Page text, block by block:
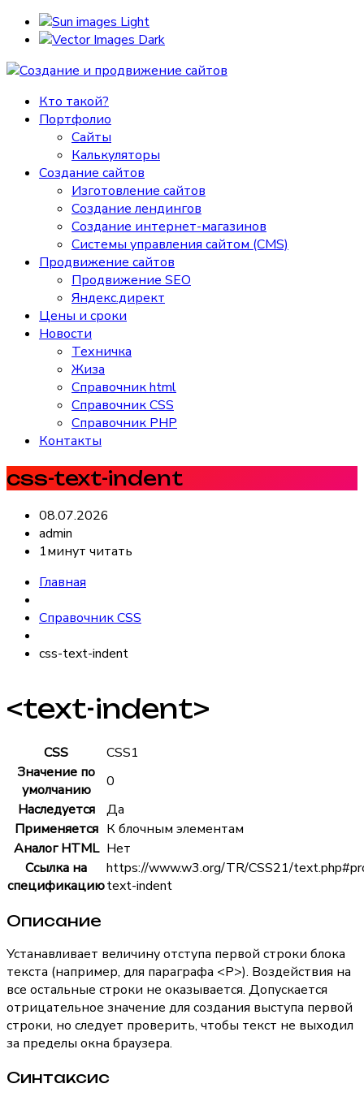
Light
Dark
Кто такой?
Портфолио
Сайты
Калькуляторы
Создание сайтов
Изготовление сайтов
Создание лендингов
Создание интернет-магазинов
Системы управления сайтом (CMS)
Продвижение сайтов
Продвижение SEO
Яндекс.директ
Цены и сроки
Новости
Техничка
Жиза
Справочник html
Справочник CSS
Справочник PHP
Контакты
css-text-indent
08.07.2026
admin
1минут читать
Главная
Справочник CSS
css-text-indent
<text-indent>
CSS
CSS1
Значение по
умолчанию
0
Наследуется
Да
Применяется К блочным элементам
Аналог HTML Нет
Ссылка на
спецификацию
https://www.w3.org/TR/CSS21/
text-indent
Описание
Устанавливает величину отступа первой строки блока
текста (например, для параграфа <P>). Воздействия на
все остальные строки не оказывается. Допускается
отрицательное значение для создания выступа первой
строки, но следует проверить, чтобы текст не выходил
за пределы окна браузера.
Синтаксис